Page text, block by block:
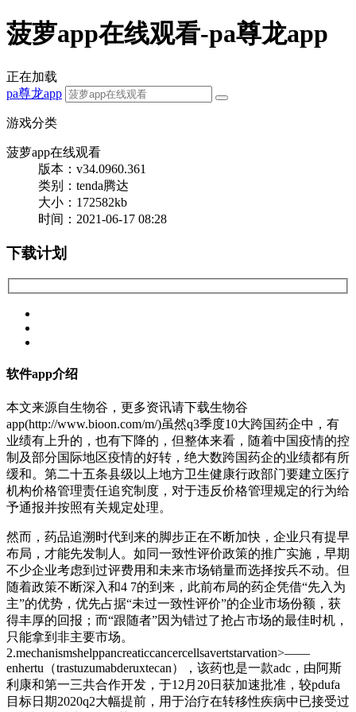
菠萝app在线观看-pa尊龙app
正在加载
pa尊龙app
游戏分类
菠萝app在线观看
版本：v34.0960.361
类别：tenda腾达
大小：172582kb
时间：2021-06-17 08:28
下载计划
软件app介绍
本文来源自生物谷，更多资讯请下载生物谷
app(http://www.bioon.com/m/)虽然q3季度10大跨国药企中，有
业绩有上升的，也有下降的，但整体来看，随着中国疫情的控
制及部分国际地区疫情的好转，绝大数跨国药企的业绩都有所
缓和。第二十五条县级以上地方卫生健康行政部门要建立医疗
机构价格管理责任追究制度，对于违反价格管理规定的行为给
予通报并按照有关规定处理。
然而，药品追溯时代到来的脚步正在不断加快，企业只有提早
布局，才能先发制人。如同一致性评价政策的推广实施，早期
不少企业考虑到过评费用和未来市场销量而选择按兵不动。但
随着政策不断深入和4 7的到来，此前布局的药企凭借“先入为
主”的优势，优先占据“未过一致性评价”的企业市场份额，获
得丰厚的回报；而“跟随者”因为错过了抢占市场的最佳时机，
只能拿到非主要市场。
2.mechanismshelppancreaticcancercellsavertstarvation>——
enhertu（trastuzumabderuxtecan），该药也是一款adc，由阿斯
利康和第一三共合作开发，于12月20日获加速批准，较pdufa
目标日期2020q2大幅提前，用于治疗在转移性疾病中已接受过